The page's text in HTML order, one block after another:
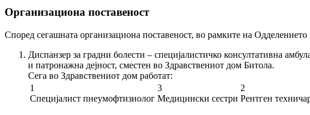
Организациона поставеност
Според сегашната организациона поставеност, во рамките на Одделението
Диспанзер за градни болести – специјалистичко консултативна
и патронажна дејност, сместен во Здравствениот дом Битола.
Сега во Здравствениот дом работат:
1
Специјалист пнеумофтизиолог
3
Медицински сестри
2
Рентген